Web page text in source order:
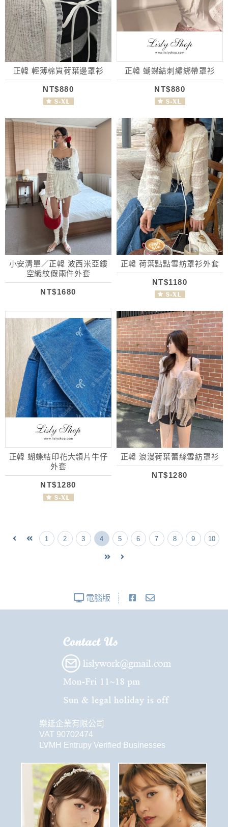
正韓 輕薄棉質荷葉邊罩衫
NT$880
正韓 蝴蝶結刺繡綁帶罩衫
NT$880
小安清單／正韓 波西米亞鏤
空織紋假兩件外套
NT$1680
正韓 荷葉點點雪紡罩衫外套
NT$1180
正韓 蝴蝶結印花大領片牛仔
外套
NT$1280
正韓 浪漫荷葉蕾絲雪紡罩衫
NT$1280
1 2 3 4 5 6 7 8 9 10
電腦版
樂延企業有限公司
VAT 90702474
LVMH Entrupy Verified Businesses